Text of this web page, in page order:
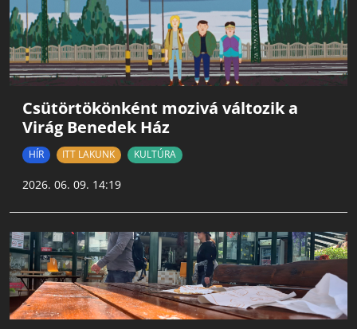
Csütörtökönként mozivá változik a
Virág Benedek Ház
HÍR ITT LAKUNK KULTÚRA
2026. 06. 09. 14:19